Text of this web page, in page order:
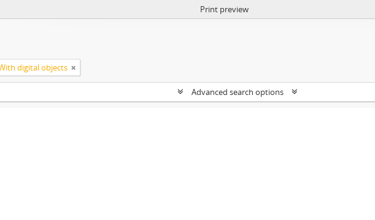
Print preview
digital objects
Advanced search options